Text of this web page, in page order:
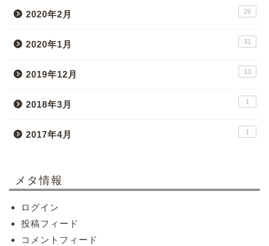
2020年2月 29
2020年1月 31
2019年12月 13
2018年3月 1
2017年4月 1
メタ情報
ログイン
投稿フィード
コメントフィード